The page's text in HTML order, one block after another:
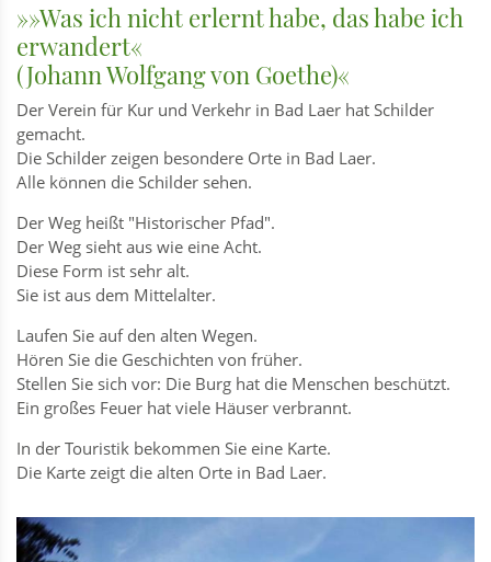
»»Was ich nicht erlernt habe, das habe ich
erwandert«
(Johann Wolfgang von Goethe)«
Der Verein für Kur und Verkehr in Bad Laer hat Schilder
gemacht.
Die Schilder zeigen besondere Orte in Bad Laer.
Alle können die Schilder sehen.
Der Weg heißt "Historischer Pfad".
Der Weg sieht aus wie eine Acht.
Diese Form ist sehr alt.
Sie ist aus dem Mittelalter.
Laufen Sie auf den alten Wegen.
Hören Sie die Geschichten von früher.
Stellen Sie sich vor: Die Burg hat die Menschen beschützt.
Ein großes Feuer hat viele Häuser verbrannt.
In der Touristik bekommen Sie eine Karte.
Die Karte zeigt die alten Orte in Bad Laer.